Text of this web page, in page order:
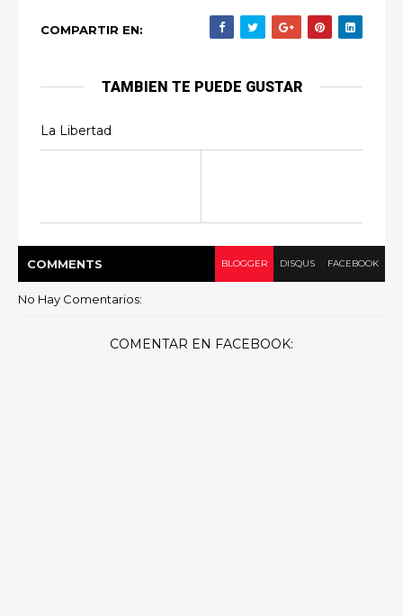
COMPARTIR EN:
TAMBIEN TE PUEDE GUSTAR
La Libertad
COMMENTS BLOGGER DISQUS FACEBOOK
No Hay Comentarios:
COMENTAR EN FACEBOOK: